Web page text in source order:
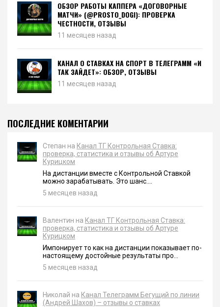
ОБЗОР РАБОТЫ КАППЕРА «ДОГОВОРНЫЕ
МАТЧИ» (@PROSTO_DOGI): ПРОВЕРКА
ЧЕСТНОСТИ, ОТЗЫВЫ
11 месяцев назад
КАНАЛ О СТАВКАХ НА СПОРТ В ТЕЛЕГРАММ «И
ТАК ЗАЙДЕТ»: ОБЗОР, ОТЗЫВЫ
11 месяцев назад
ПОСЛЕДНИЕ КОМЕНТАРИИ
Степан на Канал ТГ Контрольная Ставка:
проверка, статистика и отзывы об Артуре
Курицком
На дистанции вместе с Контрольной Ставкой
можно зарабатывать. Это шанс....
5 месяцев назад
Валентин на Канал ТГ Контрольная Ставка:
проверка, статистика и отзывы об Артуре
Курицком
Импонирует то как на дистанции показывает по-
настоящему достойные результаты про...
5 месяцев назад
Николай на Канал Телеграмм Бегущий по линии
(Андрей Шахов) – отзывы о ставках